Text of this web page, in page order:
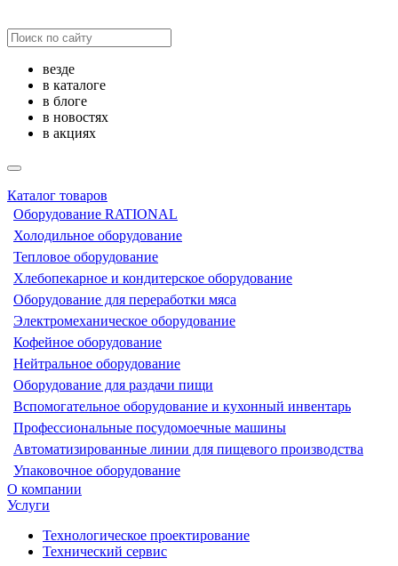
везде
в каталоге
в блоге
в новостях
в акциях
Каталог товаров
Оборудование RATIONAL
Холодильное оборудование
Тепловое оборудование
Хлебопекарное и кондитерское оборудование
Оборудование для переработки мяса
Электромеханическое оборудование
Кофейное оборудование
Нейтральное оборудование
Оборудование для раздачи пищи
Вспомогательное оборудование и кухонный инвентарь
Профессиональные посудомоечные машины
Автоматизированные линии для пищевого производства
Упаковочное оборудование
О компании
Услуги
Технологическое проектирование
Технический сервис